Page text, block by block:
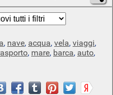
, nave, acqua, vela, viaggi,
, mare, barca, auto,